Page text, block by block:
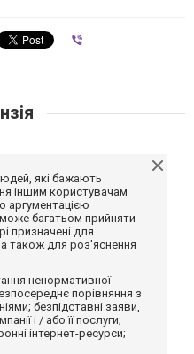
які бажають
іншим користувачам
аргументацією
багатьом прийняти
призначені для
також для роз'яснення
ненормативної
порівняння з
безпідставні заяви,
і / або її послуги;
інтернет-ресурси;